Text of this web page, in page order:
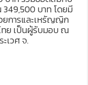
บาท โดยมี
ยการและเหรัญญิก
ทย เป็นผู้รับมอบ ณ
เวศ จ.